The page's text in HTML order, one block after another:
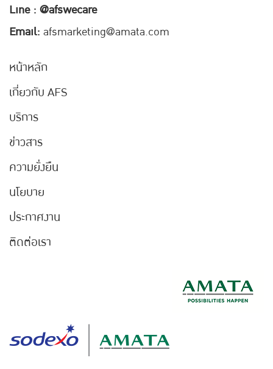
Line : @afswecare
Email: afsmarketing@amata.com
หน้าหลัก
เกี่ยวกับ AFS
บริการ
ข่าวสาร
ความยั่งยืน
นโยบาย
ประกาศงาน
ติดต่อเรา